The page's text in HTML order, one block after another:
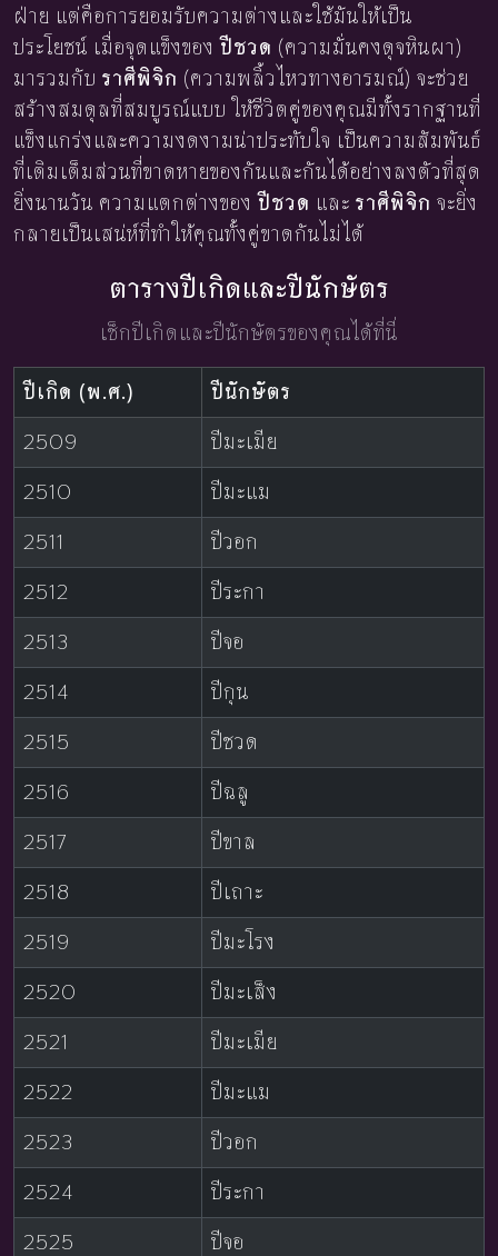
ฝ่าย แต่คือการยอมรับความต่างและใช้มันให้เป็น
ประโยชน์ เมื่อจุดแข็งของปีชวด (ความมั่นคงดุจหินผา)
มารวมกับ ราศีพิจิก (ความพลิ้วไหวทางอารมณ์) จะช่วย
สร้างสมดุลที่สมบูรณ์แบบ ให้ชีวิตคู่ของคุณมีทั้งรากฐานที่
แข็งแกร่งและความงดงามน่าประทับใจ เป็นความสัมพันธ์
ที่เติมเต็มส่วนที่ขาดหายของกันและกันได้อย่างลงตัวที่สุด
ยิ่งนานวัน ความแตกต่างของปีชวด และ ราศีพิจิก จะยิ่ง
กลายเป็นเสน่ห์ที่ทำให้คุณทั้งคู่ขาดกันไม่ได้
ตารางปีเกิดและปีนักษัตร
เช็กปีเกิดและปีนักษัตรของคุณได้ที่นี่
ปีเกิด (พ.ศ.)
ปีนักษัตร
2509
ปีมะเมีย
2510
ปีมะแม
2511
ปีวอก
2512
ปีระกา
2513
ปีจอ
2514
ปีกุน
2515
ปีชวด
2516
ปีฉลู
2517
ปีขาล
2518
ปีเถาะ
2519
ปีมะโรง
2520
ปีมะเส็ง
2521
ปีมะเมีย
2522
ปีมะแม
2523
ปีวอก
2524
ปีระกา
2525
ปีจอ